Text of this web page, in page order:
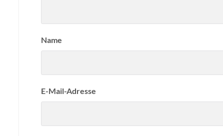
Name
E-Mail-Adresse